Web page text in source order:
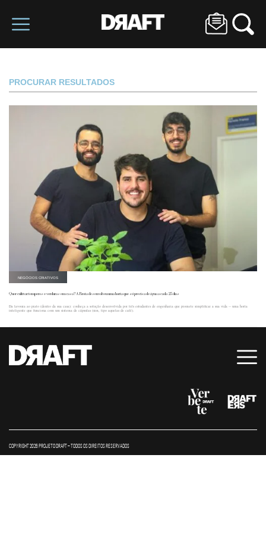
PROCURAR RESULTADOS
NEGÓCIOS CRIATIVOS
Quer cultivar temperos e verduras em casa? A Brota desenvolveu uma horta que só precisa de água a cada 25 dias
Da lavoura ao prato (dentro da sua casa): conheça a solução desenvolvida por três estudantes de engenharia que promete simplificar a sua vida -- uma horta
inteligente que funciona com um sistema de cápsulas (sim, tipo aquelas de café).
COPYRIGHT 2026 PROJETO DRAFT – TODOS OS DIREITOS RESERVADOS